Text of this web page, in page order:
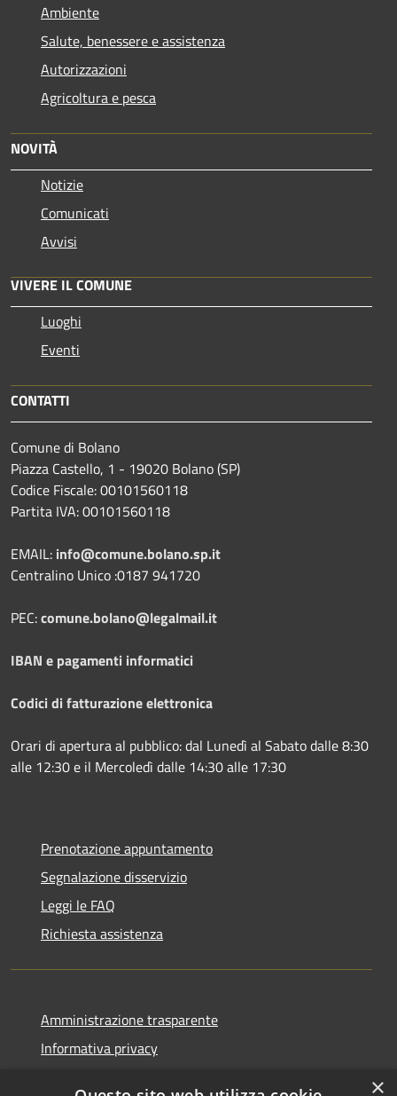
Ambiente
Salute, benessere e assistenza
Autorizzazioni
Agricoltura e pesca
NOVITÀ
Notizie
Comunicati
Avvisi
VIVERE IL COMUNE
Luoghi
Eventi
CONTATTI
Comune di Bolano
Piazza Castello, 1 - 19020 Bolano (SP)
Codice Fiscale: 00101560118
Partita IVA: 00101560118
EMAIL: info@comune.bolano.sp.it
Centralino Unico :0187 941720
PEC:comune.bolano@legalmail.it
IBAN e pagamenti informatici
Codici di fatturazione elettronica
Orari di apertura al pubblico: dal Lunedì al Sabato dalle 8:30
alle 12:30 e il Mercoledì dalle 14:30 alle 17:30
Prenotazione appuntamento
Segnalazione disservizio
Leggi le FAQ
Richiesta assistenza
Amministrazione trasparente
Informativa privacy
×